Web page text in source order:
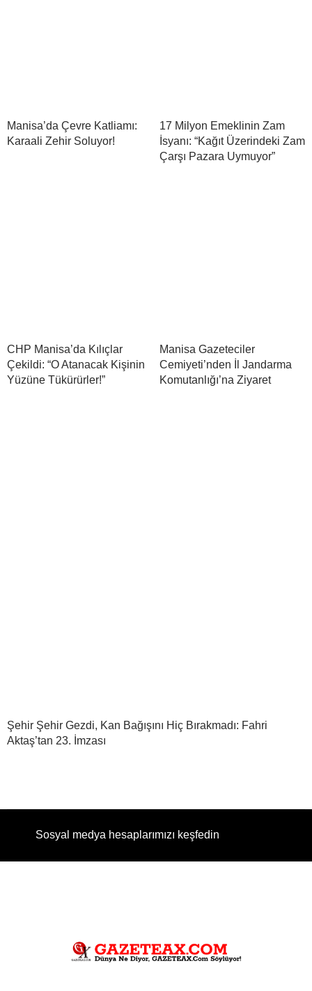
Manisa’da Çevre Katliamı:
Karaali Zehir Soluyor!
17 Milyon Emeklinin Zam
İsyanı: “Kağıt Üzerindeki Zam
Çarşı Pazara Uymuyor”
CHP Manisa’da Kılıçlar
Çekildi: “O Atanacak Kişinin
Yüzüne Tükürürler!”
Manisa Gazeteciler
Cemiyeti’nden İl Jandarma
Komutanlığı’na Ziyaret
Şehir Şehir Gezdi, Kan Bağışını Hiç Bırakmadı: Fahri
Aktaş’tan 23. İmzası
Sosyal medya hesaplarımızı keşfedin